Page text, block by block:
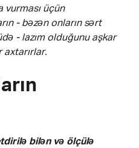
vurması üçün
- bəzən onların sərt
- lazım olduğunu aşkar
axtarırlar.
bilən və ölçülə